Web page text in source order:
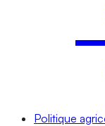
Politique